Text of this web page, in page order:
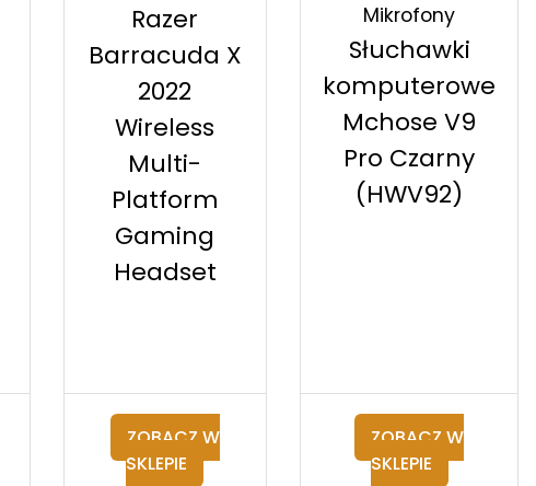
Razer
Barracuda X
2022
Wireless
Multi-
Platform
Gaming
Headset
ZOBACZ W
SKLEPIE
Mikrofony
Słuchawki
komputerowe
Mchose V9
Pro Czarny
(HWV92)
ZOBACZ W
SKLEPIE